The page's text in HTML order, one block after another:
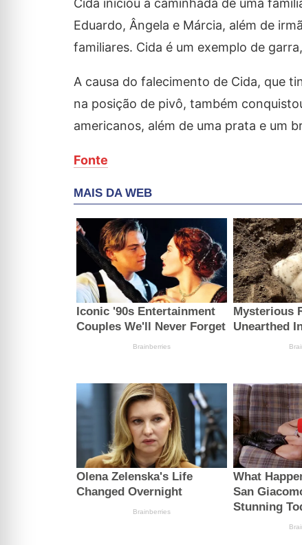
Cida iniciou a caminhada de uma
Eduardo, Ângela e Márcia, além de
familiares. Cida é um exemplo de
A causa do falecimento de Cida, que
na posição de pivô, também
americanos, além de uma prata e um
Fonte